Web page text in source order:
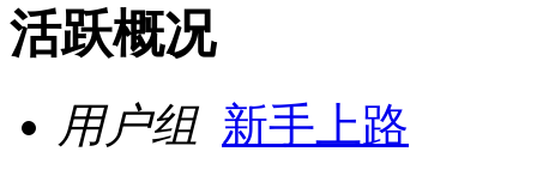
活跃概况
用户组 新手上路